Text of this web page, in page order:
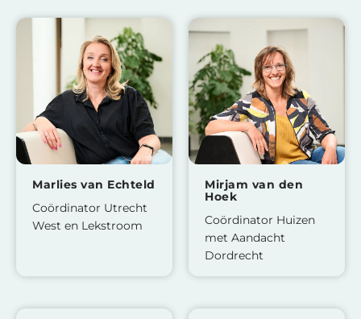
Marlies van Echteld
Coördinator Utrecht
West en Lekstroom
Mirjam van den
Hoek
Coördinator Huizen
met Aandacht
Dordrecht